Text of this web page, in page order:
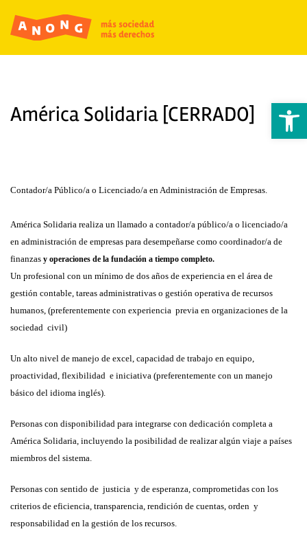
Abrir
América Solidaria [CERRADO]
Contador/a Público/a o Licenciado/a en Administración de Empresas.
América Solidaria realiza un llamado a contador/a público/a o licenciado/a
en administración de empresas para desempeñarse como coordinador/a de
finanzas y operaciones de la fundación a tiempo completo.
Un profesional con un mínimo de dos años de experiencia en el área de
gestión contable, tareas administrativas o gestión operativa de recursos
humanos, (preferentemente con experiencia previa en organizaciones de la
sociedad civil)
Un alto nivel de manejo de excel, capacidad de trabajo en equipo,
proactividad, flexibilidad e iniciativa (preferentemente con un manejo
básico del idioma inglés).
Personas con disponibilidad para integrarse con dedicación completa a
América Solidaria, incluyendo la posibilidad de realizar algún viaje a países
miembros del sistema.
Personas con sentido de justicia y de esperanza, comprometidas con los
criterios de eficiencia, transparencia, rendición de cuentas, orden y
responsabilidad en la gestión de los recursos.